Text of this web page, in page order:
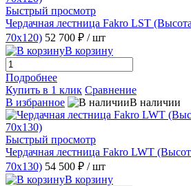
Быстрый просмотр
Чердачная лестница Fakro LST
70х120) 52 700 ₽ / шт
В корзину
Подробнее
Купить в 1 клик Сравнение
В избранное
В наличии
Быстрый просмотр
Чердачная лестница Fakro LWT
70х130) 54 500 ₽ / шт
В корзину